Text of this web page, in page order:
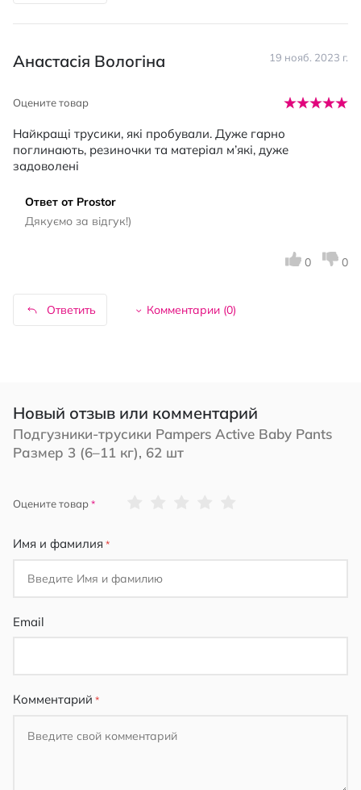
Анастасія Вологіна 19 нояб. 2023 г.
Оцените товар
Найкращі трусики, які пробували. Дуже гарно
поглинають, резиночки та матеріал м’які, дуже
задоволені
Ответ от Prostor
Дякуємо за відгук!)
Ответить Комментарии (0)
0 0
Новый отзыв или комментарий
Подгузники-трусики Pampers Active Baby Pants
Размер 3 (6–11 кг), 62 шт
Оцените товар
Имя и фамилия
Email
Комментарий